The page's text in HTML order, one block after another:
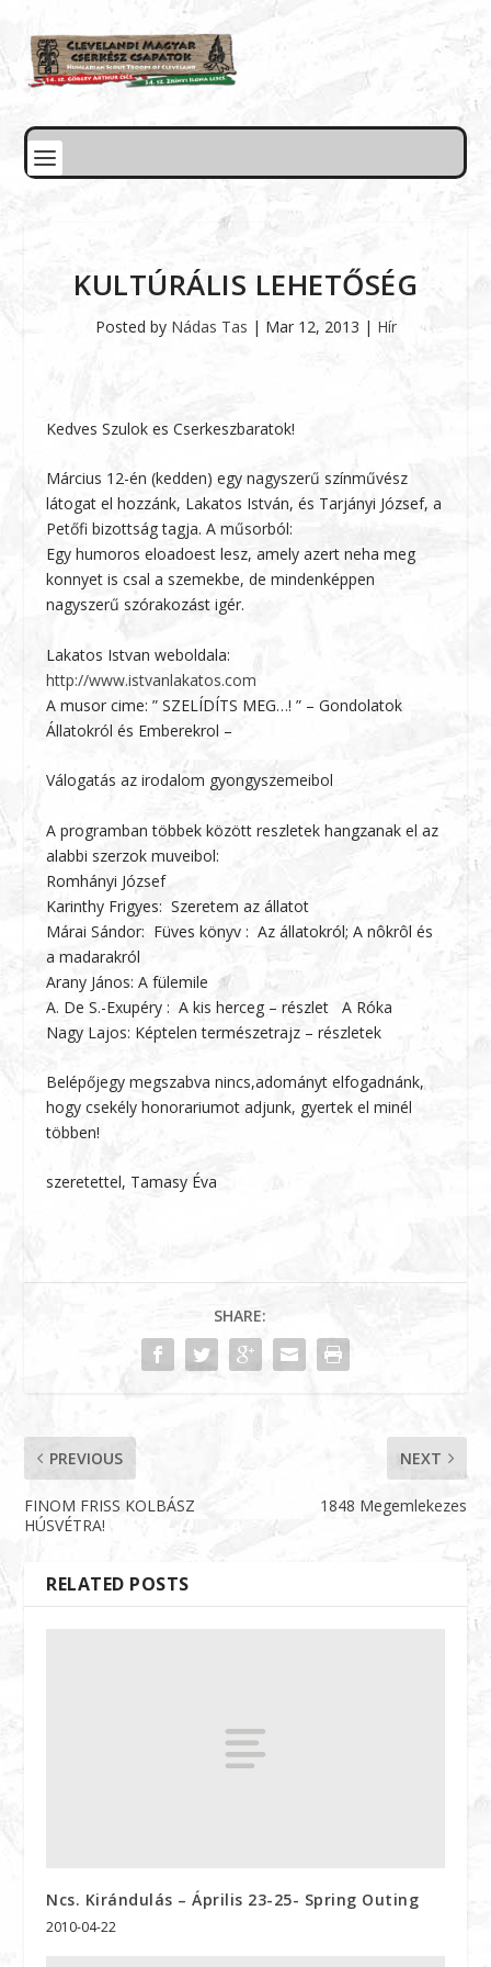
KULTÚRÁLIS LEHETŐSÉG
Posted by Nádas Tas | Mar 12, 2013 | Hír
Kedves Szulok es Cserkeszbaratok!
Március 12-én (kedden) egy nagyszerű színművész
látogat el hozzánk, Lakatos István, és Tarjányi József, a
Petőfi bizottság tagja. A műsorból:
Egy humoros eloadoest lesz, amely azert neha meg
konnyet is csal a szemekbe, de mindenképpen
nagyszerű szórakozást igér.
Lakatos Istvan weboldala:
http://www.istvanlakatos.com
A musor cime: ” SZELÍDÍTS MEG…! ” – Gondolatok
Állatokról és Emberekrol –
Válogatás az irodalom gyongyszemeibol
A programban többek között reszletek hangzanak el az
alabbi szerzok muveibol:
Romhányi József
Karinthy Frigyes: Szeretem az állatot
Márai Sándor: Füves könyv : Az állatokról; A nôkrôl és
a madarakról
Arany János: A fülemile
A. De S.-Exupéry : A kis herceg – részlet A Róka
Nagy Lajos: Képtelen természetrajz – részletek
Belépőjegy megszabva nincs,adományt elfogadnánk,
hogy csekély honorariumot adjunk, gyertek el minél
többen!
szeretettel, Tamasy Éva
SHARE:
PREVIOUS
FINOM FRISS KOLBÁSZ
HÚSVÉTRA!
NEXT
1848 Megemlekezes
RELATED POSTS
Ncs. Kirándulás – Április 23-25- Spring Outing
2010-04-22